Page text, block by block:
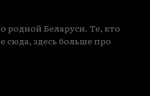
родной Беларуси. Те, кто
сюда, здесь больше про